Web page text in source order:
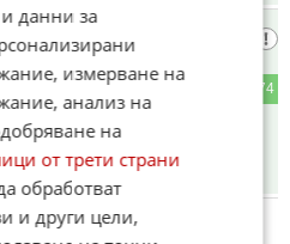
74
няма да промени нищо.
от модератор.
данни за
измерване на
анализ на
на
от трети страни
обработват
и други цели,